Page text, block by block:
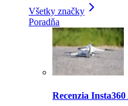
Všetky značky
Poradňa
Recenzia